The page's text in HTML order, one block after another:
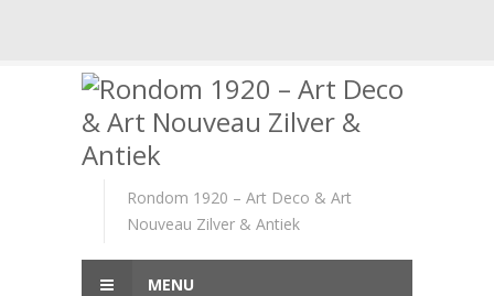
Rondom 1920 – Art Deco & Art
Nouveau Zilver & Antiek
MENU